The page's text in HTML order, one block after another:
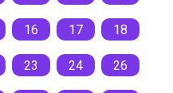
16 17 18
23 24 26